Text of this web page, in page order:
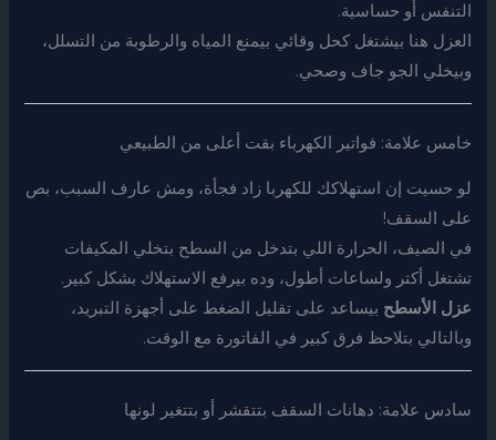
التنفس أو حساسية.
العزل هنا بيشتغل كحل وقائي بيمنع المياه والرطوبة من التسلل،
وبيخلي الجو جاف وصحي.
خامس علامة: فواتير الكهرباء بقت أعلى من الطبيعي
لو حسيت إن استهلاكك للكهربا زاد فجأة، ومش عارف السبب، بص
على السقف!
في الصيف، الحرارة اللي بتدخل من السطح بتخلي المكيفات
تشتغل أكتر ولساعات أطول، وده بيرفع الاستهلاك بشكل كبير.
عزل الأسطح بيساعد على تقليل الضغط على أجهزة التبريد،
وبالتالي بتلاحظ فرق كبير في الفاتورة مع الوقت.
سادس علامة: دهانات السقف بتتقشر أو بتتغير لونها